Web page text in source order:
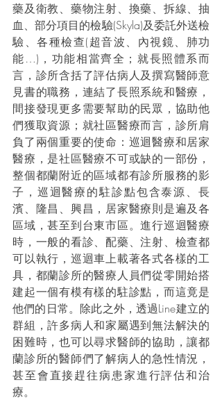
藥及衛教、藥物注射、換藥、拆線、抽
血、部分項目的檢驗(Skyla)及委託外送檢
驗、各種檢查(超音波、內視鏡、肺功
能…)，功能相當齊全；就長照體系而
言，診所含括了評估病人及撰寫醫師意
見書的職務，連結了長照系統和醫療，
間接發現更多需要幫助的民眾，協助他
們獲取資源；就社區醫療而言，診所肩
負了兩個重要的使命：巡迴醫療和居家
醫療，是社區醫療不可或缺的一部份，
整個都蘭附近的區域都有診所服務的影
子，巡迴醫療的駐診點包含泰源、長
濱、隆昌、興昌，居家醫療則是遍及各
區域，甚至到台東市區。進行巡迴醫療
時，一般的看診、配藥、注射、檢查都
可以執行，巡迴車上載著各式各樣的工
具，都蘭診所的醫療人員們從零開始搭
建起一個有模有樣的駐診點，而這竟是
他們的日常。除此之外，透過Line建立的
群組，許多病人和家屬遇到無法解決的
困難時，也可以尋求醫師的協助，讓都
蘭診所的醫師們了解病人的急性情況，
甚至會直接趕往病患家進行評估和治
療。